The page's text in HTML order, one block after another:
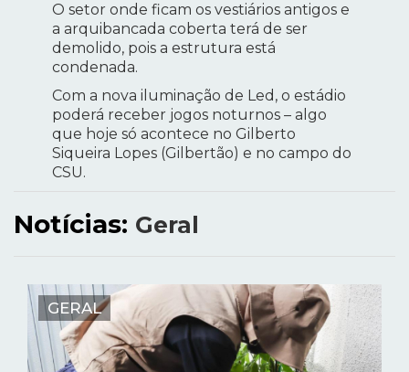
O setor onde ficam os vestiários antigos e
a arquibancada coberta terá de ser
demolido, pois a estrutura está
condenada.
Com a nova iluminação de Led, o estádio
poderá receber jogos noturnos – algo
que hoje só acontece no Gilberto
Siqueira Lopes (Gilbertão) e no campo do
CSU.
Notícias: Geral
GERAL